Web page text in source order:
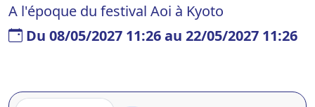
A l'époque du festival Aoi à Kyoto
Du 08/05/2027 11:26 au 22/05/2027 11:26